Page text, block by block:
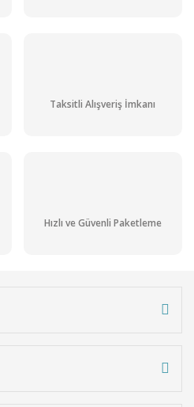
Taksitli Alışveriş İmkanı
Hızlı ve Güvenli Paketleme